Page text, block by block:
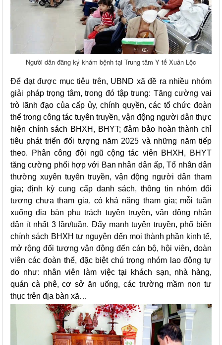
Người dân đăng ký khám bệnh tại Trung tâm Y tế Xuân Lộc
Để đạt được mục tiêu trên, UBND xã đề ra nhiều nhóm
giải pháp trọng tâm, trong đó tập trung: Tăng cường vai
trò lãnh đạo của cấp ủy, chính quyền, các tổ chức đoàn
thể trong công tác tuyên truyền, vận động người dân thực
hiện chính sách BHXH, BHYT; đảm bảo hoàn thành chỉ
tiêu phát triển đối tượng năm 2025 và những năm tiếp
theo. Phân công đội ngũ cộng tác viên BHXH, BHYT
tăng cường phối hợp với Ban nhân dân ấp, Tổ nhân dân
thường xuyên tuyên truyền, vận động người dân tham
gia; định kỳ cung cấp danh sách, thông tin nhóm đối
tượng chưa tham gia, có khả năng tham gia; mỗi tuần
xuống địa bàn phụ trách tuyên truyền, vận động nhân
dân ít nhất 3 lần/tuần. Đẩy mạnh tuyên truyền, phổ biến
chính sách BHXH tự nguyện đến mọi thành phần kinh tế,
mở rộng đối tượng vận động đến cán bộ, hội viên, đoàn
viên các đoàn thể, đặc biệt chú trọng nhóm lao động tự
do như: nhân viên làm việc tại khách sạn, nhà hàng,
quán cà phê, cơ sở ăn uống, các trường mầm non tư
thục trên địa bàn xã…